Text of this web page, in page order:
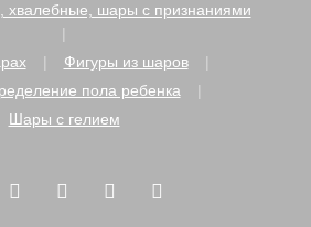
хвалебные, шары с признаниями
Фигуры из шаров
пола ребенка
Шары с гелием